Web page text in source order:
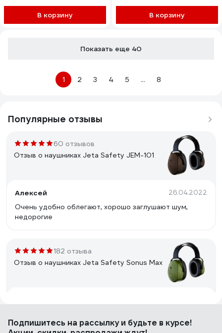
В корзину В корзину
Показать еще 40
1 2 3 4 5 ... 8
Популярные отзывы
60 отзывов
Отзыв о наушниках Jeta Safety JEM-101
Алексей 26.04.2022
Очень удобно облегают, хорошо заглушают шум,
недорогие
182 отзыва
Отзыв о наушниках Jeta Safety Sonus Max
Подпишитесь на рассылкуи будьте в курсе!